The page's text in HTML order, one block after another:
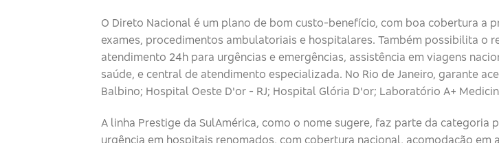
O Direto Nacional é um plano de bom custo-benefício, com boa cobertura a
exames, procedimentos ambulatoriais e hospitalares. Também possibilita o
atendimento 24h para urgências e emergências, assistência em viagens
saúde, e central de atendimento especializada. No Rio de Janeiro, garante
Balbino; Hospital Oeste D'or - RJ; Hospital Glória D'or; Laboratório A+
A linha Prestige da SulAmérica, como o nome sugere, faz parte da categoria
urgência em hospitais renomados, com cobertura nacional, acomodação